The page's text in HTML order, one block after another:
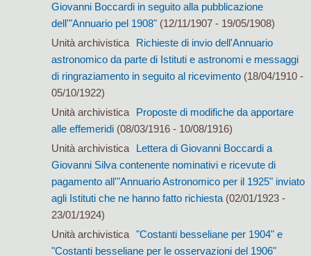
Giovanni Boccardi in seguito alla pubblicazione
dell'"Annuario pel 1908" (12/11/1907 - 19/05/1908)
Unità archivistica
Richieste di invio dell'Annuario
astronomico da parte di Istituti e astronomi e messaggi
di ringraziamento in seguito al ricevimento (18/04/1910 -
05/10/1922)
Unità archivistica
Proposte di modifiche da apportare
alle effemeridi (08/03/1916 - 10/08/1916)
Unità archivistica
Lettera di Giovanni Boccardi a
Giovanni Silva contenente nominativi e ricevute di
pagamento all'"Annuario Astronomico per il 1925" inviato
agli Istituti che ne hanno fatto richiesta (02/01/1923 -
23/01/1924)
Unità archivistica
"Costanti besseliane per 1904" e
"Costanti besseliane per le osservazioni del 1906"